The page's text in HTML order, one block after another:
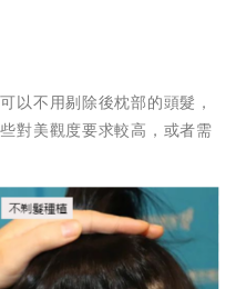
以不用剔除後枕部的頭髮，
對美觀度要求較高，或者需